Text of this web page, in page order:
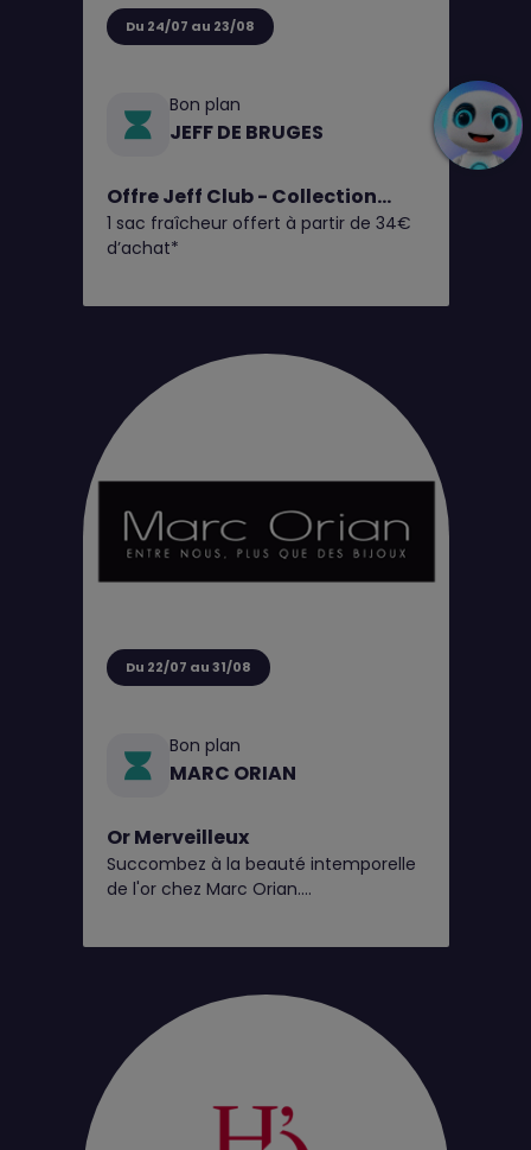
Du 24/07 au 23/08
Bon plan
JEFF DE BRUGES
Offre Jeff Club - Collection
Fruits d'Été
1 sac fraîcheur offert à partir de 34€
d’achat*
Du 22/07 au 31/08
Bon plan
MARC ORIAN
Or Merveilleux
Succombez à la beauté intemporelle
de l'or chez Marc Orian.